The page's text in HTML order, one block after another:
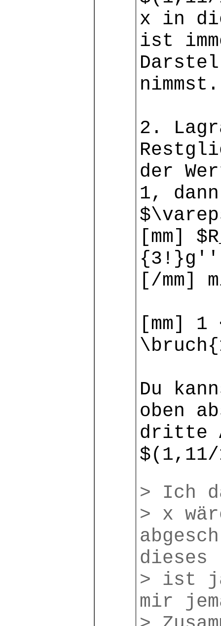
x in
ist
nimmst.
2.
der
1,
[mm]
[/mm]
[mm]
Du
oben
dritte
> Ich
> x
dieses
> ist
mir